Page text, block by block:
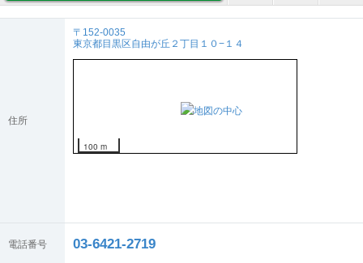
住所
〒152-0035
東京都目黒区自由が丘２丁目１０−１４
100 m
電話番号 03-6421-2719